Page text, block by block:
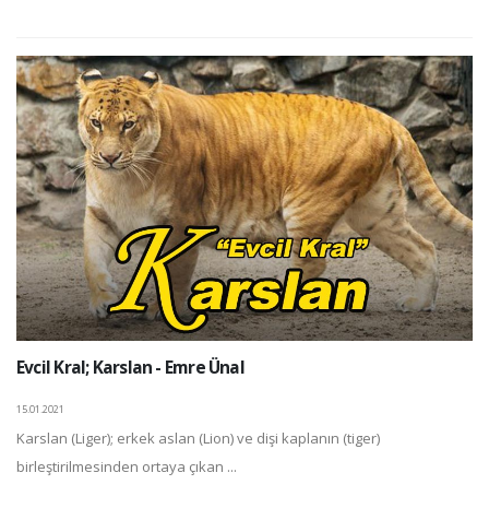
Evcil Kral; Karslan - Emre Ünal
15.01.2021
Karslan (Liger); erkek aslan (Lion) ve dişi kaplanın (tiger)
birleştirilmesinden ortaya çıkan ...